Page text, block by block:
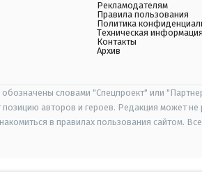
Рекламодателям
Правила пользования
Политика
Техническая информация
Контакты
Архив
словами "Спецпроект" или
авторов и героев. Редакция может
в правилах пользования сайтом.